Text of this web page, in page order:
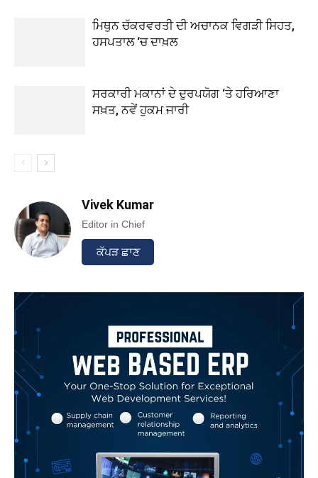
ਮਿਥੁਨ ਚੱਕਰਵਰਤੀ ਦੀ ਅਚਾਨਕ ਵਿਗੜੀ ਸਿਹਤ,
ਹਸਪਤਾਲ ‘ਚ ਦਾਖ਼ਲ
ਸਰਕਾਰੀ ਮਕਾਨਾਂ ਦੇ ਦੁਰਪਯੋਗ ‘ਤੇ ਹਰਿਆਣਾ
ਸਖ਼ਤ, ਨਵੇਂ ਹੁਕਮ ਜਾਰੀ
Vivek Kumar
Editor in Chief
ਕੱਪੜ ਛਾਣ